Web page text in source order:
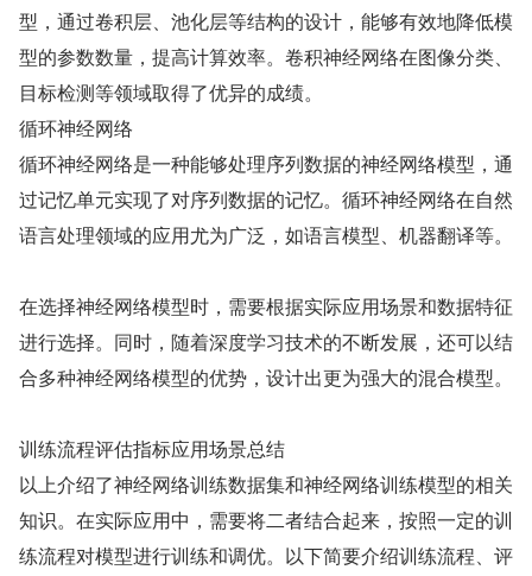
型，通过卷积层、池化层等结构的设计，能够有效地降低模
型的参数数量，提高计算效率。卷积神经网络在图像分类、
目标检测等领域取得了优异的成绩。
循环神经网络
循环神经网络是一种能够处理序列数据的神经网络模型，通
过记忆单元实现了对序列数据的记忆。循环神经网络在自然
语言处理领域的应用尤为广泛，如语言模型、机器翻译等。
在选择神经网络模型时，需要根据实际应用场景和数据特征
进行选择。同时，随着深度学习技术的不断发展，还可以结
合多种神经网络模型的优势，设计出更为强大的混合模型。
训练流程评估指标应用场景总结
以上介绍了神经网络训练数据集和神经网络训练模型的相关
知识。在实际应用中，需要将二者结合起来，按照一定的训
练流程对模型进行训练和调优。以下简要介绍训练流程、评